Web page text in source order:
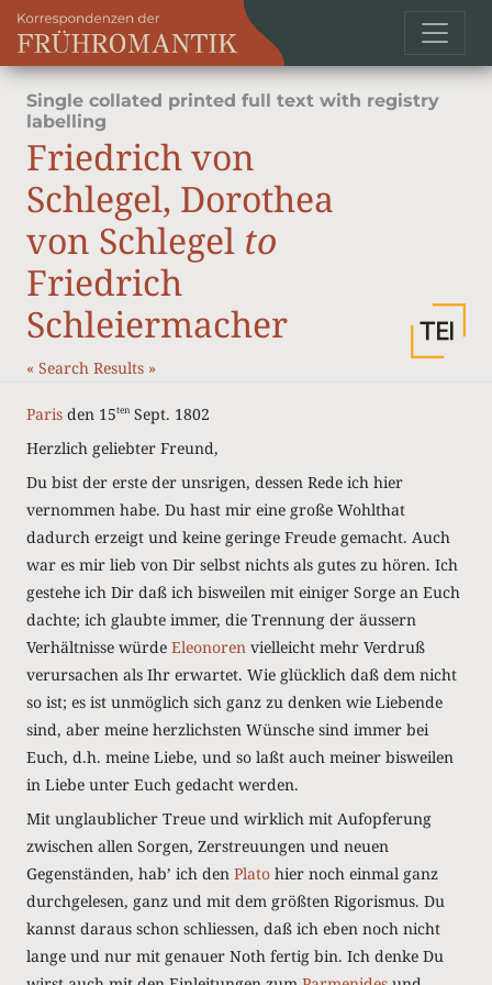
Single collated printed full text with registry
labelling
Friedrich von
Schlegel, Dorothea
von Schlegel to
Friedrich
Schleiermacher
« Search Results »
Paris den 15ten Sept. 1802
Herzlich geliebter Freund,
Du bist der erste der unsrigen, dessen Rede ich hier
vernommen habe. Du hast mir eine große Wohlthat
dadurch erzeigt und keine geringe Freude gemacht. Auch
war es mir lieb von Dir selbst nichts als gutes zu hören. Ich
gestehe ich Dir daß ich bisweilen mit einiger Sorge an Euch
dachte; ich glaubte immer, die Trennung der äussern
Verhältnisse würde Eleonoren vielleicht mehr Verdruß
verursachen als Ihr erwartet. Wie glücklich daß dem nicht
so ist; es ist unmöglich sich ganz zu denken wie Liebende
sind, aber meine herzlichsten Wünsche sind immer bei
Euch, d.h. meine Liebe, und so laßt auch meiner bisweilen
in Liebe unter Euch gedacht werden.
Mit unglaublicher Treue und wirklich mit Aufopferung
zwischen allen Sorgen, Zerstreuungen und neuen
Gegenständen, hab’ ich den Plato hier noch einmal ganz
durchgelesen, ganz und mit dem größten Rigorismus. Du
kannst daraus schon schliessen, daß ich eben noch nicht
lange und nur mit genauer Noth fertig bin. Ich denke Du